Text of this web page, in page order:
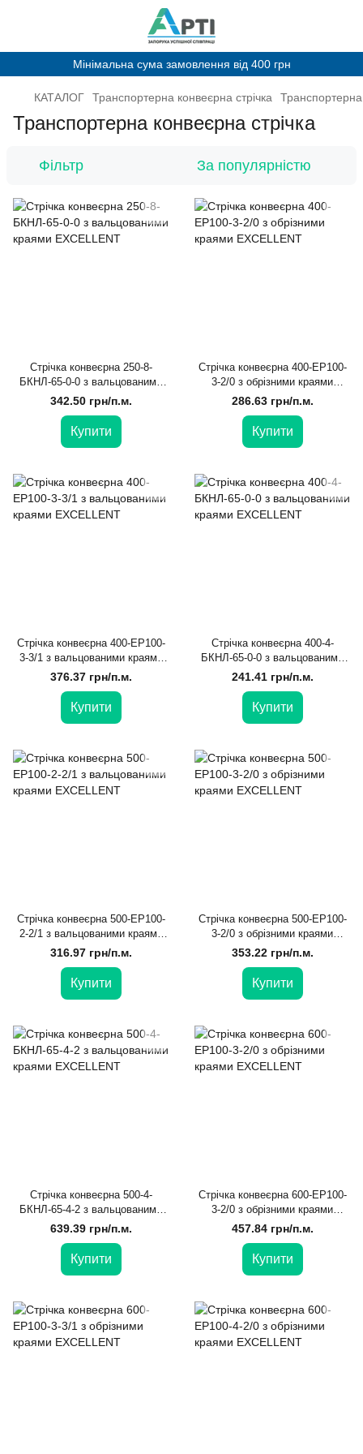
Мінімальна сума замовлення від 400 грн
КАТАЛОГ Транспортерна конвеєрна стрічка Транспортерна
Транспортерна конвеєрна стрічка
Фільтр За популярністю
Стрічка конвеєрна 250-8-
БКНЛ-65-0-0 з вальцованими
краями EXCELLENT
342.50 грн/п.м.
Купити
Стрічка конвеєрна 400-EP100-
3-2/0 з обрізними краями
EXCELLENT
286.63 грн/п.м.
Купити
Стрічка конвеєрна 400-EP100-
3-3/1 з вальцованими краями
EXCELLENT
376.37 грн/п.м.
Купити
Стрічка конвеєрна 400-4-
БКНЛ-65-0-0 з вальцованими
краями EXCELLENT
241.41 грн/п.м.
Купити
Стрічка конвеєрна 500-EP100-
2-2/1 з вальцованими краями
EXCELLENT
316.97 грн/п.м.
Купити
Стрічка конвеєрна 500-EP100-
3-2/0 з обрізними краями
EXCELLENT
353.22 грн/п.м.
Купити
Стрічка конвеєрна 500-4-
БКНЛ-65-4-2 з вальцованими
краями EXCELLENT
639.39 грн/п.м.
Купити
Стрічка конвеєрна 600-EP100-
3-2/0 з обрізними краями
EXCELLENT
457.84 грн/п.м.
Купити